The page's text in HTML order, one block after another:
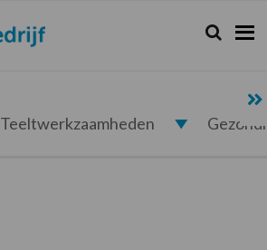
Zoeken...
Zoek
Teeltwerkzaamheden